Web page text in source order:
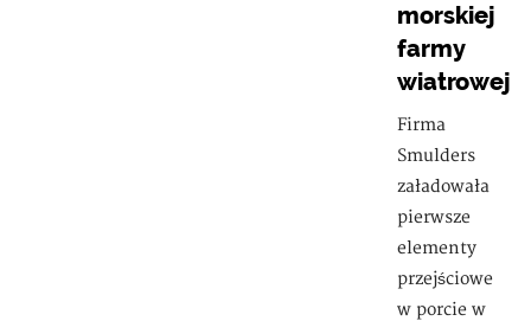
morskiej
farmy
wiatrowej
Firma
Smulders
załadowała
pierwsze
elementy
przejściowe
w porcie w